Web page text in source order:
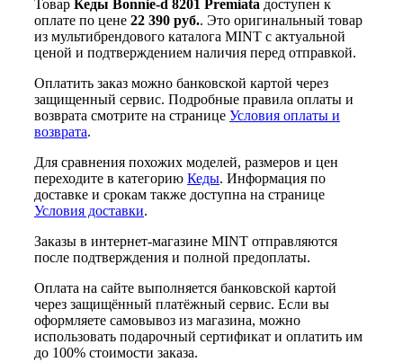
Товар Кеды Bonnie-d 8201 Premiata доступен к
оплате по цене 22 390 руб.. Это оригинальный товар
из мультибрендового каталога MINT с актуальной
ценой и подтверждением наличия перед отправкой.
Оплатить заказ можно банковской картой через
защищенный сервис. Подробные правила оплаты и
возврата смотрите на странице Условия оплаты и
возврата.
Для сравнения похожих моделей, размеров и цен
переходите в категорию Кеды. Информация по
доставке и срокам также доступна на странице
Условия доставки.
Заказы в интернет-магазине MINT отправляются
после подтверждения и полной предоплаты.
Оплата на сайте выполняется банковской картой
через защищённый платёжный сервис. Если вы
оформляете самовывоз из магазина, можно
использовать подарочный сертификат и оплатить им
до 100% стоимости заказа.